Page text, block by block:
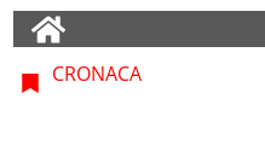
CRONACA